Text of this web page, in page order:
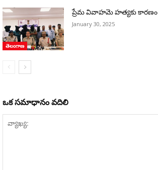
తెలంగాణ
ప్రేమ వివాహమె హత్యకు కారణం
January 30, 2025
ఒక సమాధానం వదిలి